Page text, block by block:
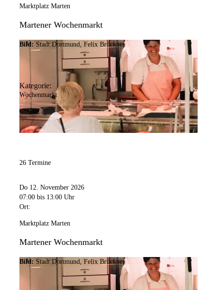
Marktplatz Marten
Martener Wochenmarkt
Bild: Stadt Dortmund, Felix Brückner
Kategorie:
Wochenmarkt
26 Termine
Do 12. November 2026
07:00 bis 13:00 Uhr
Ort:
Marktplatz Marten
Martener Wochenmarkt
Bild: Stadt Dortmund, Felix Brückner